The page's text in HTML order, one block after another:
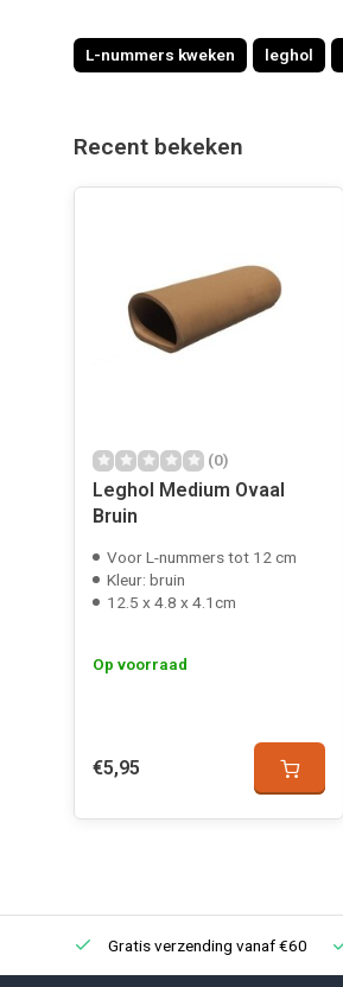
L-nummers kweken leghol
Recent bekeken
(0)
Leghol Medium Ovaal
Bruin
Voor L-nummers tot 12 cm
Kleur: bruin
12.5 x 4.8 x 4.1cm
Op voorraad
€5,95
Gratis verzending vanaf €60